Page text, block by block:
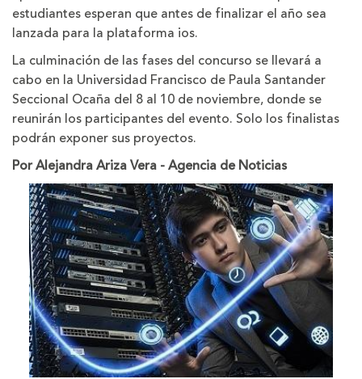
estudiantes esperan que antes de finalizar el año sea
lanzada para la plataforma ios.
La culminación de las fases del concurso se llevará a
cabo en la Universidad Francisco de Paula Santander
Seccional Ocaña del 8 al 10 de noviembre, donde se
reunirán los participantes del evento. Solo los finalistas
podrán exponer sus proyectos.
Por Alejandra Ariza Vera - Agencia de Noticias